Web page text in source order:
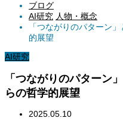
ブログ
AI研究 人物・概念
「つながりのパターン
的展望
AI研究
「つながりのパターン
らの哲学的展望
2025.05.10